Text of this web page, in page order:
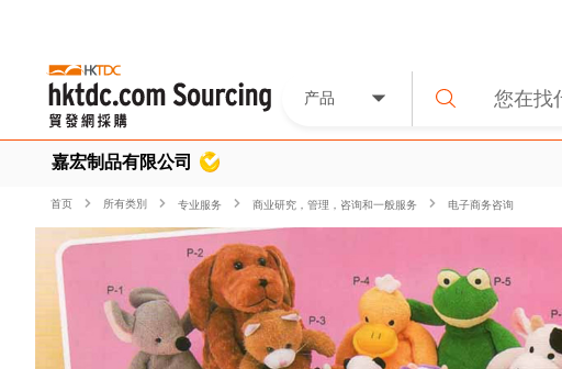
产品
嘉宏制品有限公司
首页 所有类別 专业服务 商业研究，管理，咨询和一般服务 电子商务咨询